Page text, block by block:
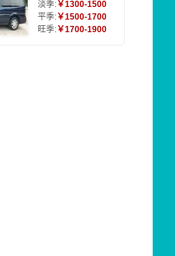
淡季:￥1300-1500
平季:￥1500-1700
旺季:￥1700-1900